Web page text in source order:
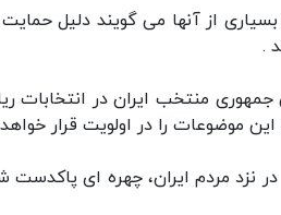
از آنها می گویند دلیل
.
موضوعات را در اولویت قرار
نزد مردم ایران، چهره ای